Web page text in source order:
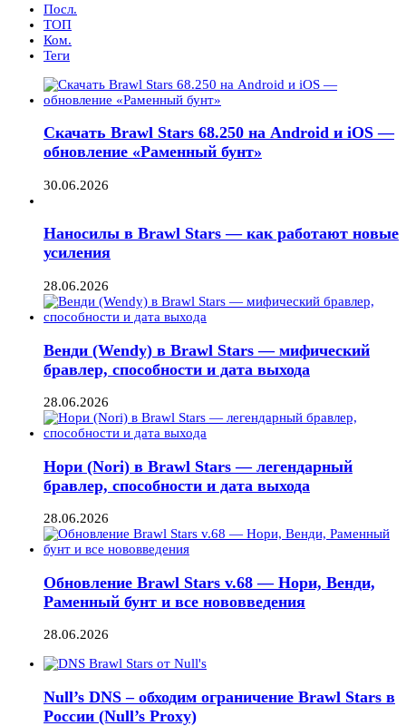
Посл.
ТОП
Ком.
Теги
Скачать Brawl Stars 68.250 на Android и iOS —
обновление «Раменный бунт»
30.06.2026
Наносилы в Brawl Stars — как работают новые
усиления
28.06.2026
Венди (Wendy) в Brawl Stars — мифический
бравлер, способности и дата выхода
28.06.2026
Нори (Nori) в Brawl Stars — легендарный
бравлер, способности и дата выхода
28.06.2026
Обновление Brawl Stars v.68 — Нори, Венди,
Раменный бунт и все нововведения
28.06.2026
Null’s DNS – обходим ограничение Brawl Stars в
России (Null’s Proxy)